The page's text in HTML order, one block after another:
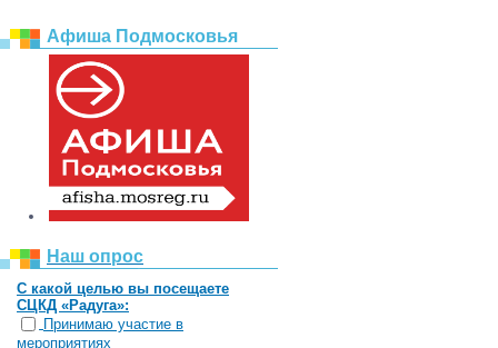
Афиша Подмосковья
Наш опрос
С какой целью вы посещаете
СЦКД «Радуга»:
Принимаю участие в
мероприятиях